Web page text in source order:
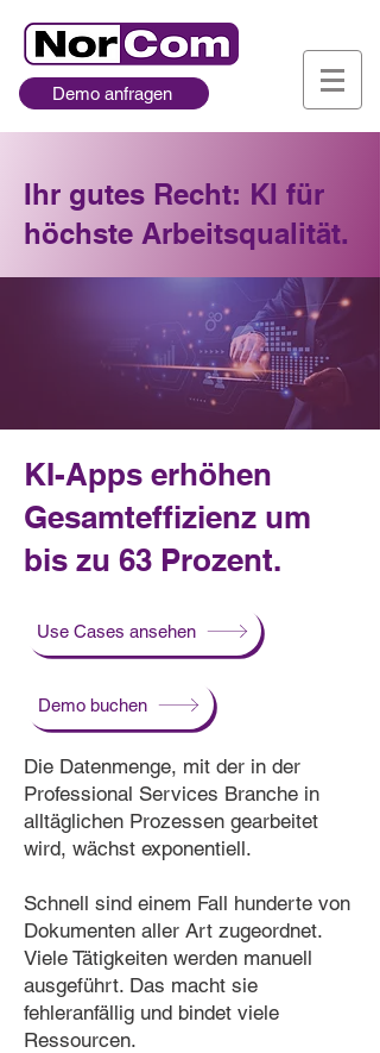
Demo anfragen
Ihr gutes Recht: KI für
höchste Arbeitsqualität.
KI-Apps erhöhen
Gesamteffizienz um
bis zu 63 Prozent.
Use Cases ansehen
Demo buchen
Die Datenmenge, mit der in der
Professional Services Branche in
alltäglichen Prozessen gearbeitet
wird, wächst exponentiell.
Schnell sind einem Fall hunderte von
Dokumenten aller Art zugeordnet.
Viele Tätigkeiten werden manuell
ausgeführt. Das macht sie
fehleranfällig und bindet viele
Ressourcen.